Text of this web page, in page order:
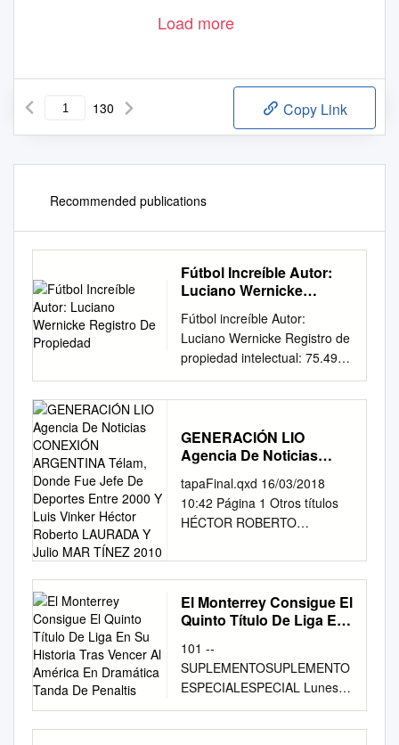
Load more
130 Copy Link
Recommended publications
Fútbol Increíble Autor:
Luciano Wernicke
Fútbol increíble Autor:
Luciano Wernicke Registro de
propiedad intelectual: 75.494
“Fútbol increíble” no sólo es
una recopilación de
curiosos del más popular de
los deportes. Cada una de
sus 400 historias fue
seleccionada cuidadosamente
para integrar diecisiete
hospitales o baños; es jugada
por perros o caballos; o
simplemente actúa como
testigo de expulsiones
extrañas y los festejos de
goles más alocados. Un
árbitro que se autoexpulsó, un
arquero que se dejó vencer
GENERACIÓN LIO
Agencia De Noticias
Télam, Donde Fue Jefe
De Deportes Entre 2000
Y Luis Vinker Héctor
Julio MAR TÍNEZ 2010
tapaFinal.qxd 16/03/2018
10:42 Página 1 Otros títulos
HÉCTOR ROBERTO
de TÍNEZ 1958 en Burzaco,
pro- MIGUEL ÁNGEL
BRINDISI. vincia de Buenos
Aires. POR EL ANDARIVEL
DEL 8 Es periodista desde
Rodolfo Chisleanschi 1984,
después de cur- sar estudios
El Monterrey Consigue El
Quinto Título De Liga En
Al América En Dramática
Tanda De Penaltis
101 --
SUPLEMENTOSUPLEMENTO
ESPECIALESPECIAL Lunes
30 de diciembre de 2019 EL
UNIVERSAL CA M P EÓ N